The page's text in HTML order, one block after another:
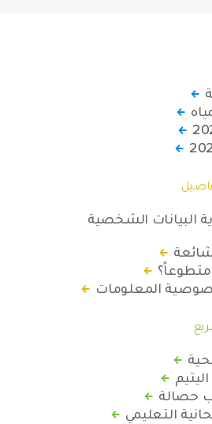
البيانات الشخصية
المعلومات
حصالة
التعليمي